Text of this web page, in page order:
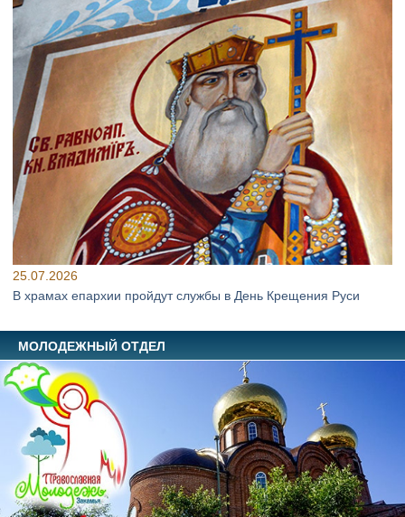
25.07.2026
В храмах епархии пройдут службы в День Крещения Руси
МОЛОДЕЖНЫЙ ОТДЕЛ